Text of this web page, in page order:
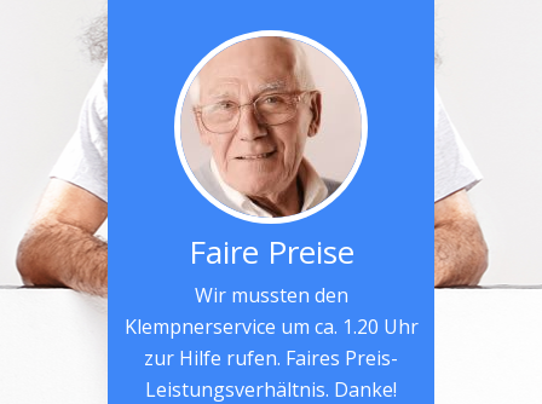
Faire Preise
Wir mussten den
Klempnerservice um ca. 1.20 Uhr
zur Hilfe rufen. Faires Preis-
Leistungsverhältnis. Danke!